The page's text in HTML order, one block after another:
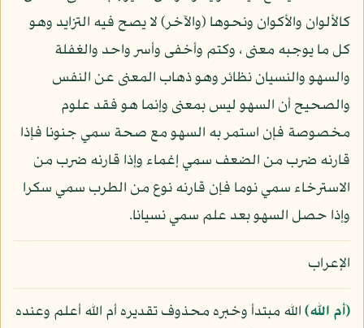
كالألوان والأكوان ونحوها (والآخر) لا يصح فيه التزايد وهو
كل ما يوجبه معنى ، وكتم وأخفى وأسر واحد والغفلة
والسهو والنسيان نظائر وهو ذهاب المعنى عن النفس
والصحيح أن السهو ليس بمعنى وإنما هو فقد علوم
مخصوصة فإن استمر به السهو مع صحة سمي جنونا فإذا
قارنه ضرب من الضعف سمي إغماء وإذا قارنه ضرب من
الاسترخاء سمي نوما فإن قارنه نوع من الطرب سمي سكرا
وإذا حصل السهو بعد علم سمي نسيانا.
الإعراب
﴿أم الله﴾الله مبتدأ وخبره محذوف تقديره أم الله أعلم وعنده